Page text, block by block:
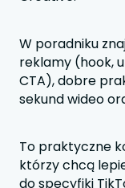
W poradniku
reklamy (hook,
CTA), dobre
sekund wideo
To praktyczne
którzy chcą
do specyfiki